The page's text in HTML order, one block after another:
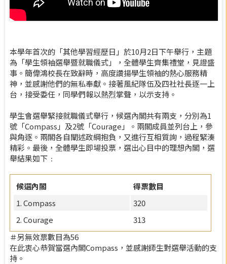
本學年首次的「其他學習經歷日」於10月2日下午舉行，主題
為「學生領袖選舉暨就職儀式」，全體學生齊集禮堂，見證盛
事。簡偉鴻校長在致辭時，高度讚揚學生領袖的熱心服務精
神，並感謝他們的無私奉獻。接著風紀隊伍及四社社長逐一上
台，接受委任，同學們報以熱烈掌聲，以示支持。
學生會選舉緊接就職儀式舉行，候選內閣共有兩支，分別為1
號「Compass」及2號「Courage」。兩閣成員並列台上，參
與角逐。兩閣各自闡述政綱抱負，又進行互相質詢，過程緊湊
精彩。最後，全體學生即場投票，選出心目中的理想內閣，選
舉結果如下﹕
候選內閣
得票數目
1. Compass
320
2. Courage
313
＃另無效票數目為56
在此衷心恭賀當選內閣Compass，並感謝師生對選舉活動的支
持。